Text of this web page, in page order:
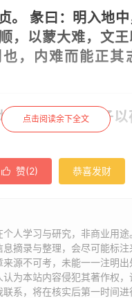
。 彖曰：明入地
，以蒙大难，文
，内难而能正其
中，明夷；君子
飞，垂其翼。君子
夷于左股，用拯马
，顺以则也。
点击阅读余下全文
 赞(2) 恭喜发财
人学习与研究，非商业用途
摘录与整理，会尽可能标注
源不可考，未能一一注明出
为本站内容侵犯其著作权
系​​，将在核实后第一时间进